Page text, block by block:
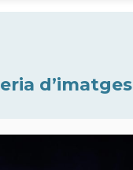
d’imatges